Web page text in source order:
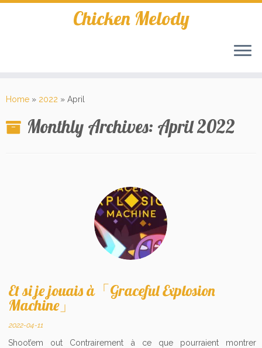
Skip
Chicken Melody
Home » 2022 » April
Monthly Archives: April 2022
Et si je jouais à「Graceful Explosion
Machine」
2022-04-11
Shoot’em out Contrairement à ce que pourraient montrer